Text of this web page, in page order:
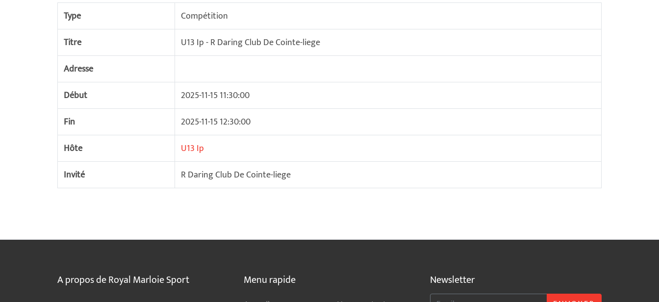
Type
Compétition
Titre
U13 Ip - R Daring Club De Cointe-liege
Adresse
Début
2025-11-15 11:30:00
Fin
2025-11-15 12:30:00
Hôte
U13 Ip
Invité
R Daring Club De Cointe-liege
A propos de Royal Marloie Sport Menu rapide Newsletter